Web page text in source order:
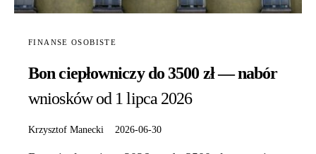
FINANSE OSOBISTE
Bon ciepłowniczy do 3500 zł — nabór
wniosków od 1 lipca 2026
Krzysztof Manecki 2026-06-30